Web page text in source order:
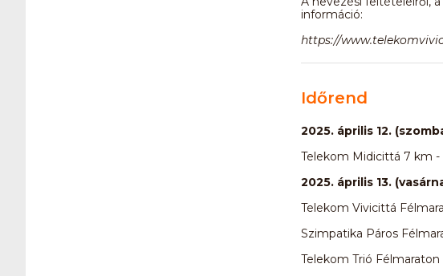
információ:
https://
Időrend
2025. április 12.
Telekom Midicittá 7 km -
2025. április 13.
Telekom Vivicittá
Szimpatika Páros
Telekom Trió Félmaraton